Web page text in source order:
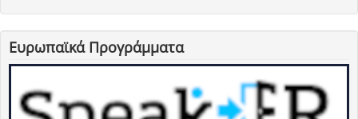
Ευρωπαϊκά Προγράμματα